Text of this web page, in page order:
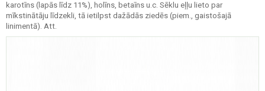
karotīns (lapās līdz 11%), holīns, betaīns u.c. Sēklu eļļu lieto par
mīkstinātāju līdzekli, tā ietilpst dažādās ziedēs (piem., gaistošajā
linimentā). Att.